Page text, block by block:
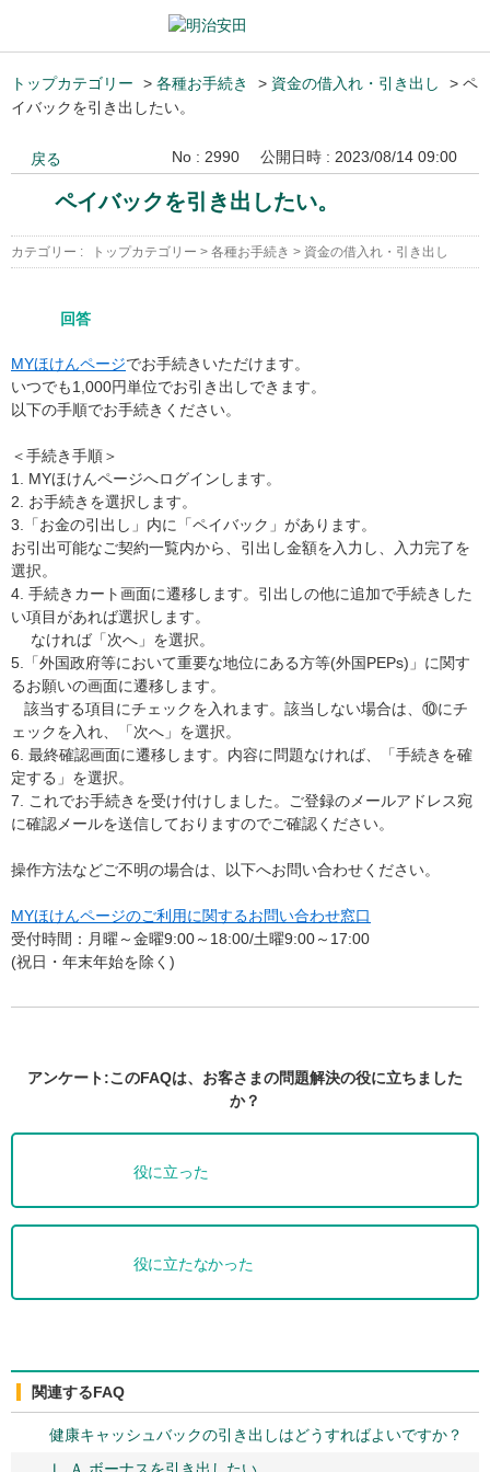
トップカテゴリー > 各種お手続き > 資金の借入れ・引き出し > ペ
イバックを引き出したい。
戻る No : 2990 公開日時 : 2023/08/14 09:00
ペイバックを引き出したい。
カテゴリー : トップカテゴリー > 各種お手続き > 資金の借入れ・引き出し
回答
MYほけんページでお手続きいただけます。
いつでも1,000円単位でお引き出しできます。
以下の手順でお手続きください。
＜手続き手順＞
1. MYほけんページへログインします。
2. お手続きを選択します。
3.「お金の引出し」内に「ペイバック」があります。
お引出可能なご契約一覧内から、引出し金額を入力し、入力完了を
選択。
4. 手続きカート画面に遷移します。引出しの他に追加で手続きした
い項目があれば選択します。
なければ「次へ」を選択。
5.「外国政府等において重要な地位にある方等(外国PEPs)」に関す
るお願いの画面に遷移します。
該当する項目にチェックを入れます。該当しない場合は、⑩にチ
ェックを入れ、「次へ」を選択。
6. 最終確認画面に遷移します。内容に問題なければ、「手続きを確
定する」を選択。
7. これでお手続きを受け付けしました。ご登録のメールアドレス宛
に確認メールを送信しておりますのでご確認ください。
操作方法などご不明の場合は、以下へお問い合わせください。
MYほけんページのご利用に関するお問い合わせ窓口
受付時間：月曜～金曜9:00～18:00/土曜9:00～17:00
(祝日・年末年始を除く)
アンケート:このFAQは、お客さまの問題解決の役に立ちました
か？
役に立った
役に立たなかった
関連するFAQ
健康キャッシュバックの引き出しはどうすればよいですか？